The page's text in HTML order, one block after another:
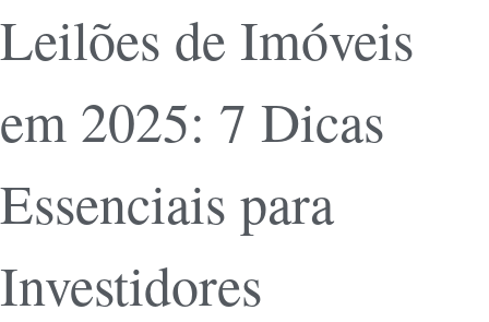
Leilões de Imóveis
em 2025: 7 Dicas
Essenciais para
Investidores